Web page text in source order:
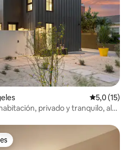
Calificación
5,0 (15)
privado y tranquilo, al